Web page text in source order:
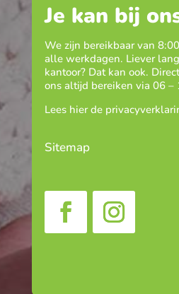
Je kan bij
We zijn bereikbaar van
alle werkdagen. Liever
kantoor? Dat kan ook.
ons altijd bereiken via 06 –
Lees hier de
Sitemap